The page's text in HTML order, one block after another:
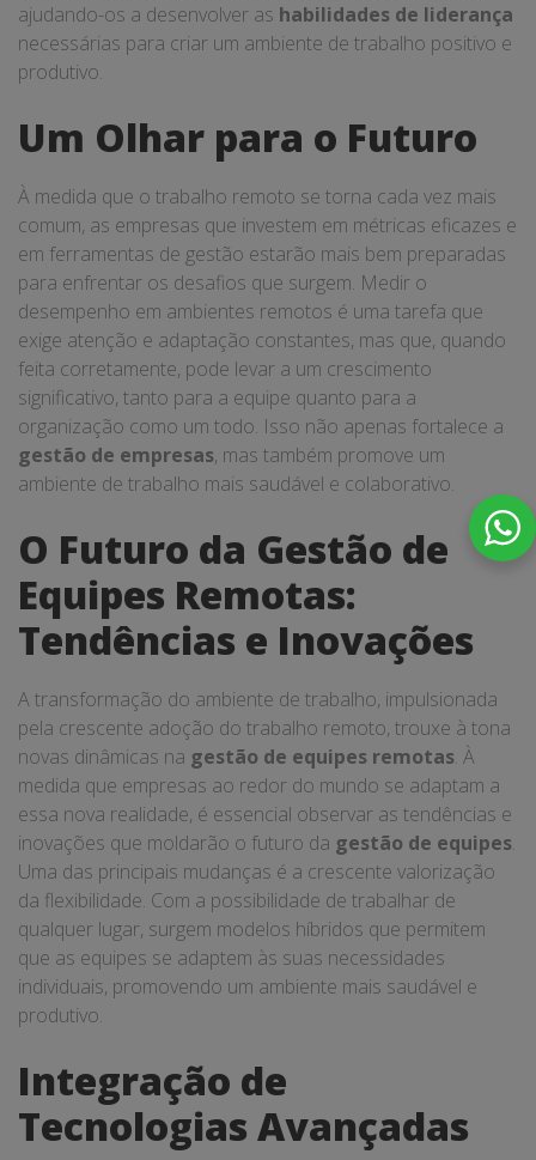
ajudando-os a desenvolver as habilidades de liderança
necessárias para criar um ambiente de trabalho positivo e
produtivo.
Um Olhar para o Futuro
À medida que o trabalho remoto se torna cada vez mais
comum, as empresas que investem em métricas eficazes e
em ferramentas de gestão estarão mais bem preparadas
para enfrentar os desafios que surgem. Medir o
desempenho em ambientes remotos é uma tarefa que
exige atenção e adaptação constantes, mas que, quando
feita corretamente, pode levar a um crescimento
significativo, tanto para a equipe quanto para a
organização como um todo. Isso não apenas fortalece a
gestão de empresas, mas também promove um
ambiente de trabalho mais saudável e colaborativo.
O Futuro da Gestão de
Equipes Remotas:
Tendências e Inovações
A transformação do ambiente de trabalho, impulsionada
pela crescente adoção do trabalho remoto, trouxe à tona
novas dinâmicas na gestão de equipes remotas. À
medida que empresas ao redor do mundo se adaptam a
essa nova realidade, é essencial observar as tendências e
inovações que moldarão o futuro da gestão de equipes.
Uma das principais mudanças é a crescente valorização
da flexibilidade. Com a possibilidade de trabalhar de
qualquer lugar, surgem modelos híbridos que permitem
que as equipes se adaptem às suas necessidades
individuais, promovendo um ambiente mais saudável e
produtivo.
Integração de
Tecnologias Avançadas